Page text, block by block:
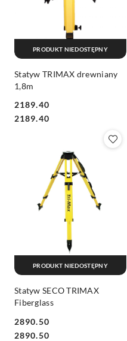
Statyw TRIMAX drewniany
1,8m
Cena:
2189.40
Cena:
2189.40
PRODUKT NIEDOSTĘPNY
Statyw SECO TRIMAX
Fiberglass
Cena:
2890.50
Cena:
2890.50
PRODUKT NIEDOSTĘPNY